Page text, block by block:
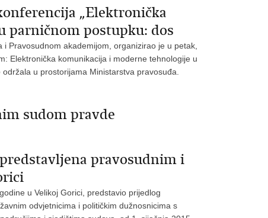
„Elektronička
parničnom postupku: dos
Pravosudnom akademijom, organizirao je u petak,
Elektronička komunikacija i moderne tehnologije u
u prostorijama Ministarstva pravosuđa.
sudom pravde
pravosudnim i
u Velikoj Gorici, predstavio prijedlog
odvjetnicima i političkim dužnosnicima s